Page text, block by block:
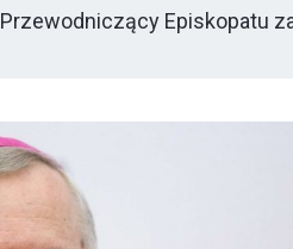
Przewodniczący Episkopatu